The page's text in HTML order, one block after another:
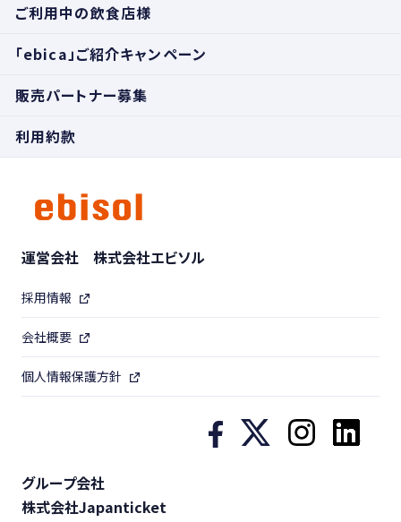
ご利用中の飲食店様
「ebica」ご紹介キャンペーン
販売パートナー募集
利用約款
運営会社 株式会社エビソル
採用情報
会社概要
個人情報保護方針
グループ会社
株式会社Japanticket